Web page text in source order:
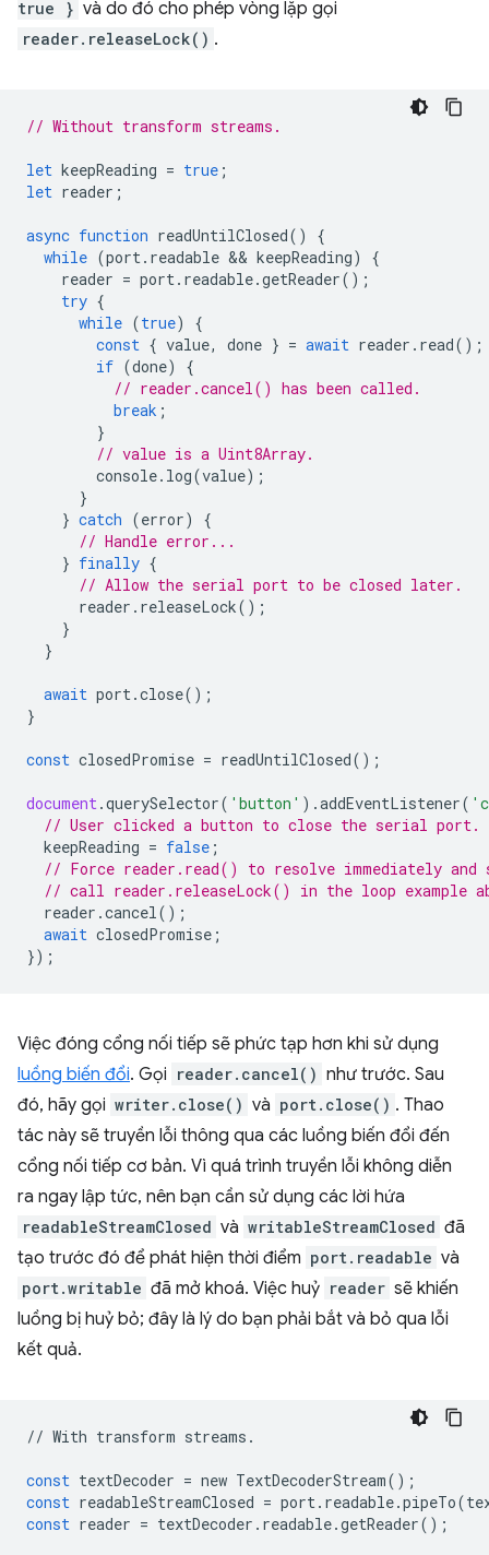
true } và do đó cho phép vòng lặp gọi
reader.releaseLock() .
// Without transform streams.
let keepReading = true ;
let reader ;
async function readUntilClosed()
{
while (port. readable && keepReading)
{
reader = port. readable.getReader();
try {
while (true)
{
const { value, done } = await reader . read();
if (done)
{
// reader.cancel() has been called.
break ;
}
// value is a Uint8Array.
console. log(value);
}
} catch (error)
{
// Handle error...
} finally {
// Allow the serial port to be closed later.
reader . releaseLock();
}
}
await port.close();
}
const closedPromise = readUntilClosed();
document.querySelector( 'button' ).addEventListener(
// User clicked a button to close the serial port.
keepReading = false ;
// Force reader.read() to resolve immediately and
// call reader.releaseLock() in the loop example
reader .cancel();
await closedPromise ;
});
Việc đóng cổng nối tiếp sẽ phức tạp hơn khi sử dụng
luồng biến đổi. Gọi reader.cancel() như trước. Sau
đó, hãy gọi writer.close() và port.close() . Thao
tác này sẽ truyền lỗi thông qua các luồng biến đổi đến
cổng nối tiếp cơ bản. Vì quá trình truyền lỗi không diễn
ra ngay lập tức, nên bạn cần sử dụng các lời hứa
readableStreamClosed và writableStreamClosed đã
tạo trước đó để phát hiện thời điểm port.readable và
port.writable đã mở khoá. Việc huỷ reader sẽ khiến
luồng bị huỷ bỏ; đây là lý do bạn phải bắt và bỏ qua lỗi
kết quả.
// With transform streams .
const textDecoder = new TextDecoderStream();
const readableStreamClosed = port. readable.pipeTo(
const reader = textDecoder . readable.getReader();